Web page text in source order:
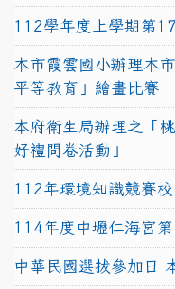
112學年度上學期第
本市霞雲國小辦理本
平等教育」繪畫比賽
本府衛生局辦理之「
好禮問卷活動」
112年環境知識競賽
114年度中壢仁海宮
中華民國選拔參加日